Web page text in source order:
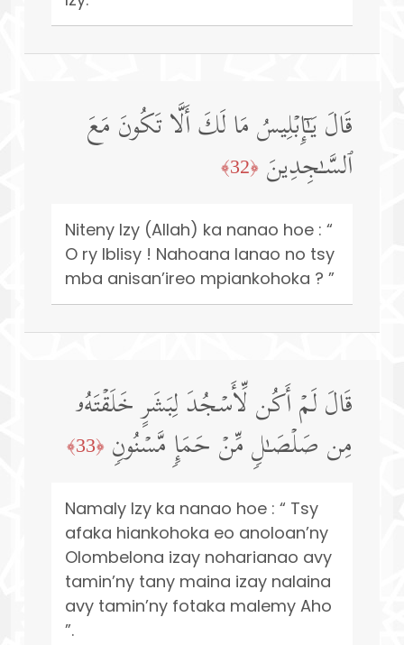
قَالَ یَـٰۤإِبۡلِیسُ مَا لَكَ أَلَّا تَكُونَ مَعَ
ٱلسَّـٰجِدِینَ ﴿32﴾
Niteny Izy (Allah) ka nanao hoe : “
O ry Iblisy ! Nahoana Ianao no tsy
mba anisan’ireo mpiankohoka ? ”
قَالَ لَمۡ أَكُن لِّأَسۡجُدَ لِبَشَرٍ خَلَقۡتَهُۥ
مِن صَلۡصَـٰلࣲ مِّنۡ حَمَإࣲ مَّسۡنُونࣲ ﴿33﴾
Namaly Izy ka nanao hoe : “ Tsy
afaka hiankohoka eo anoloan’ny
Olombelona izay noharianao avy
tamin’ny tany maina izay nalaina
avy tamin’ny fotaka malemy Aho
”.